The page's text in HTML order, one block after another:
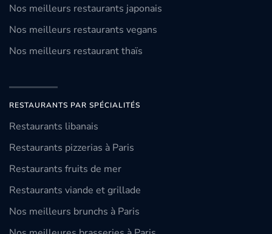
Nos meilleurs restaurants japonais
Nos meilleurs restaurants vegans
Nos meilleurs restaurant thaïs
RESTAURANTS PAR SPÉCIALITÉS
Restaurants libanais
Restaurants pizzerias à Paris
Restaurants fruits de mer
Restaurants viande et grillade
Nos meilleurs brunchs à Paris